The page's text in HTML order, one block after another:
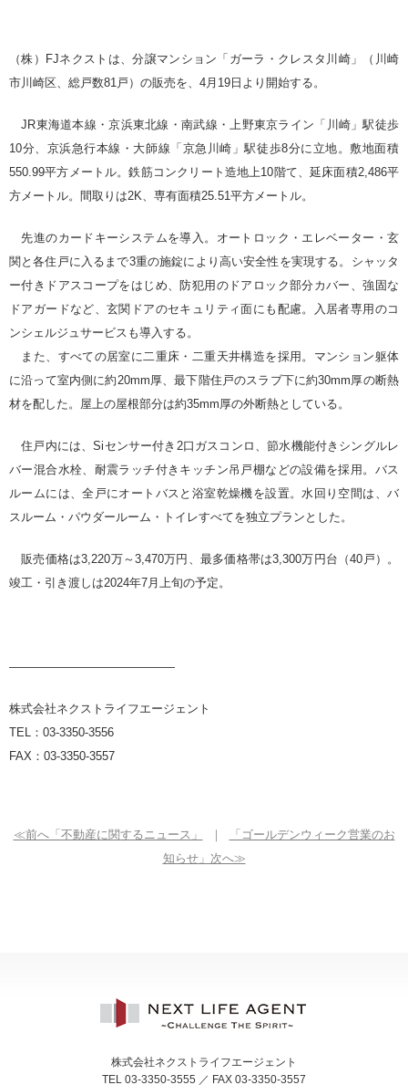
（株）FJネクストは、分譲マンション「ガーラ・クレスタ川崎」（川崎
市川崎区、総戸数81戸）の販売を、4月19日より開始する。
JR東海道本線・京浜東北線・南武線・上野東京ライン「川崎」駅徒歩
10分、京浜急行本線・大師線「京急川崎」駅徒歩8分に立地。敷地面積
550.99平方メートル。鉄筋コンクリート造地上10階て、延床面積2,486平
方メートル。間取りは2K、専有面積25.51平方メートル。
先進のカードキーシステムを導入。オートロック・エレベーター・玄
関と各住戸に入るまで3重の施錠により高い安全性を実現する。シャッタ
ー付きドアスコープをはじめ、防犯用のドアロック部分カバー、強固な
ドアガードなど、玄関ドアのセキュリティ面にも配慮。入居者専用のコ
ンシェルジュサービスも導入する。
また、すべての居室に二重床・二重天井構造を採用。マンション躯体
に沿って室内側に約20mm厚、最下階住戸のスラブ下に約30mm厚の断熱
材を配した。屋上の屋根部分は約35mm厚の外断熱としている。
住戸内には、Siセンサー付き2口ガスコンロ、節水機能付きシングルレ
バー混合水栓、耐震ラッチ付きキッチン吊戸棚などの設備を採用。バス
ルームには、全戸にオートバスと浴室乾燥機を設置。水回り空間は、バ
スルーム・パウダールーム・トイレすべてを独立プランとした。
販売価格は3,220万～3,470万円、最多価格帯は3,300万円台（40戸）。
竣工・引き渡しは2024年7月上旬の予定。
——————————————
株式会社ネクストライフエージェント
TEL ： 03-3350-3556
FAX ： 03-3350-3557
≪前へ「不動産に関するニュース」 ｜
「ゴールデンウィーク営業のお
知らせ」次へ≫
株式会社ネクストライフエージェント
TEL 03-3350-3555 ／ FAX 03-3350-3557